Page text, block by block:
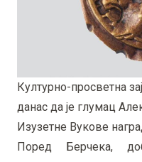
Културно-просветна
данас да је глумац
Изузетне Вукове
Поред Берчека,